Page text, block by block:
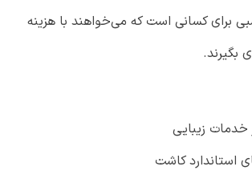
برای کسانی است که می‌خواهند با هزینه
زیبایی
کاشت